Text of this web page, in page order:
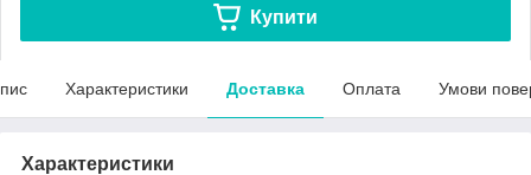
Купити
Характеристики Доставка Оплата Умови
Характеристики